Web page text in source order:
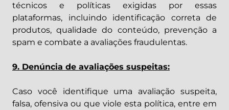
técnicos e políticas exigidas por essas
plataformas, incluindo identificação correta de
produtos, qualidade do conteúdo, prevenção a
spam e combate a avaliações fraudulentas.
9. Denúncia de avaliações suspeitas:
Caso você identifique uma avaliação suspeita,
falsa, ofensiva ou que viole esta política, entre em